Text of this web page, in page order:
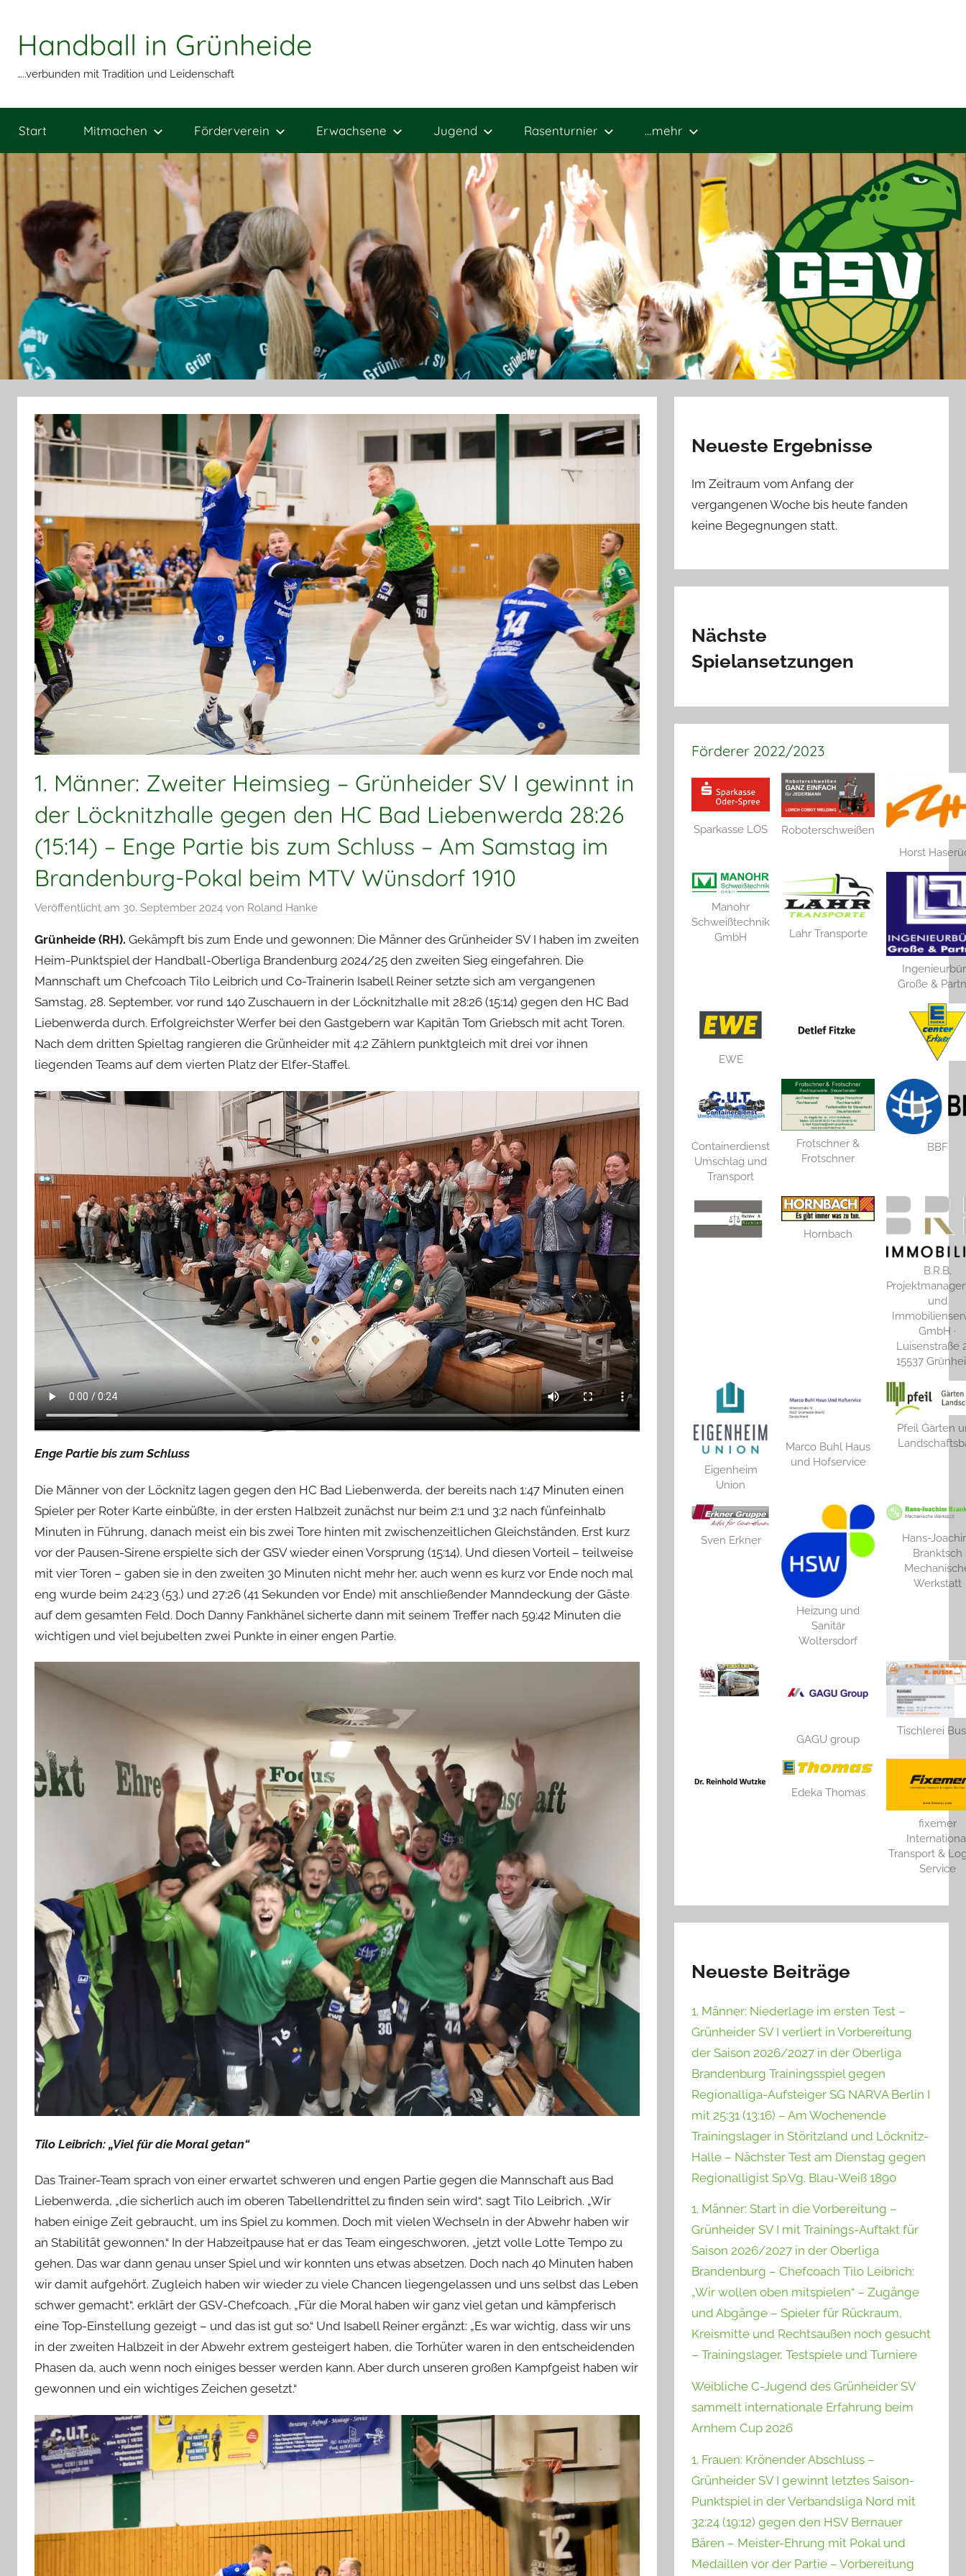
springen
Handball in Grünheide
…..verbunden mit Tradition und Leidenschaft
Start Mitmachen Förderverein Erwachsene Jugend Rasenturnier …mehr
1. Männer: Zweiter Heimsieg – Grünheider SV I gewinnt in
der Löcknitzhalle gegen den HC Bad Liebenwerda 28:26
(15:14) – Enge Partie bis zum Schluss – Am Samstag im
Brandenburg-Pokal beim MTV Wünsdorf 1910
Veröffentlicht am 30. September 2024 von Roland Hanke
Grünheide (RH). Gekämpft bis zum Ende und gewonnen: Die Männer des Grünheider SV I haben im zweiten
Heim-Punktspiel der Handball-Oberliga Brandenburg 2024/25 den zweiten Sieg eingefahren. Die
Mannschaft um Chefcoach Tilo Leibrich und Co-Trainerin Isabell Reiner setzte sich am vergangenen
Samstag, 28. September, vor rund 140 Zuschauern in der Löcknitzhalle mit 28:26 (15:14) gegen den HC Bad
Liebenwerda durch. Erfolgreichster Werfer bei den Gastgebern war Kapitän Tom Griebsch mit acht Toren.
Nach dem dritten Spieltag rangieren die Grünheider mit 4:2 Zählern punktgleich mit drei vor ihnen
liegenden Teams auf dem vierten Platz der Elfer-Staffel.
Enge Partie bis zum Schluss
Die Männer von der Löcknitz lagen gegen den HC Bad Liebenwerda, der bereits nach 1:47 Minuten einen
Spieler per Roter Karte einbüßte, in der ersten Halbzeit zunächst nur beim 2:1 und 3:2 nach fünfeinhalb
Minuten in Führung, danach meist ein bis zwei Tore hinten mit zwischenzeitlichen Gleichständen. Erst kurz
vor der Pausen-Sirene erspielte sich der GSV wieder einen Vorsprung (15:14). Und diesen Vorteil – teilweise
mit vier Toren – gaben sie in den zweiten 30 Minuten nicht mehr her, auch wenn es kurz vor Ende noch mal
eng wurde beim 24:23 (53.) und 27:26 (41 Sekunden vor Ende) mit anschließender Manndeckung der Gäste
auf dem gesamten Feld. Doch Danny Fankhänel sicherte dann mit seinem Treffer nach 59:42 Minuten die
wichtigen und viel bejubelten zwei Punkte in einer engen Partie.
Tilo Leibrich: „Viel für die Moral getan“
Das Trainer-Team sprach von einer erwartet schweren und engen Partie gegen die Mannschaft aus Bad
Liebenwerda, „die sicherlich auch im oberen Tabellendrittel zu finden sein wird“, sagt Tilo Leibrich. „Wir
haben einige Zeit gebraucht, um ins Spiel zu kommen. Doch mit vielen Wechseln in der Abwehr haben wir
an Stabilität gewonnen.“ In der Habzeitpause hat er das Team eingeschworen, „jetzt volle Lotte Tempo zu
gehen. Das war dann genau unser Spiel und wir konnten uns etwas absetzen. Doch nach 40 Minuten haben
wir damit aufgehört. Zugleich haben wir wieder zu viele Chancen liegengelassen und uns selbst das Leben
schwer gemacht“, erklärt der GSV-Chefcoach. „Für die Moral haben wir ganz viel getan und kämpferisch
eine Top-Einstellung gezeigt – und das ist gut so.“ Und Isabell Reiner ergänzt: „Es war wichtig, dass wir uns
in der zweiten Halbzeit in der Abwehr extrem gesteigert haben, die Torhüter waren in den entscheidenden
Phasen da, auch wenn noch einiges besser werden kann. Aber durch unseren großen Kampfgeist haben wir
gewonnen und ein wichtiges Zeichen gesetzt.“
Neueste Ergebnisse
Im Zeitraum vom Anfang der
vergangenen Woche bis heute fanden
keine Begegnungen statt.
Nächste
Spielansetzungen
Förderer 2022/2023
Sparkasse LOS
Roboterschweißen
Horst
Manohr
Schweißtechnik
GmbH
Lahr Transporte
Große &
EWE
Containerdienst
Umschlag und
Transport
Frotschner &
Frotschner
BBF
Hornbach
B.R.B.
und
GmbH ·
Luisenstraße
15537
Eigenheim
Union
Marco Buhl Haus
und Hofservice
Pfeil Gärten
Sven Erkner
Heizung und
Sanitär
Woltersdorf
Hans-
Branktsch
Werkstatt
GAGU group
Tischlerei
Edeka Thomas
fixemer
Transport &
Service
Neueste Beiträge
1. Männer: Niederlage im ersten Test –
Grünheider SV I verliert in Vorbereitung
der Saison 2026/2027 in der Oberliga
Brandenburg Trainingsspiel gegen
Regionalliga-Aufsteiger SG NARVA Berlin I
mit 25:31 (13:16) – Am Wochenende
Trainingslager in Störitzland und Löcknitz-
Halle – Nächster Test am Dienstag gegen
Regionalligist Sp.Vg. Blau-Weiß 1890
1. Männer: Start in die Vorbereitung –
Grünheider SV I mit Trainings-Auftakt für
Saison 2026/2027 in der Oberliga
Brandenburg – Chefcoach Tilo Leibrich:
„Wir wollen oben mitspielen“ – Zugänge
und Abgänge – Spieler für Rückraum,
Kreismitte und Rechtsaußen noch gesucht
– Trainingslager, Testspiele und Turniere
Weibliche C-Jugend des Grünheider SV
sammelt internationale Erfahrung beim
Arnhem Cup 2026
1. Frauen: Krönender Abschluss –
Grünheider SV I gewinnt letztes Saison-
Punktspiel in der Verbandsliga Nord mit
32:24 (19:12) gegen den HSV Bernauer
Bären – Meister-Ehrung mit Pokal und
Medaillen vor der Partie – Vorbereitung